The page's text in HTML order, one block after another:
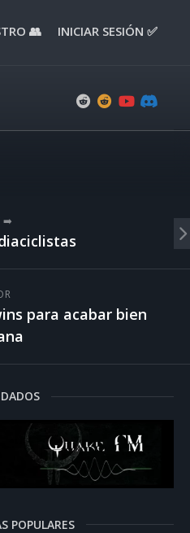
👥 INICIAR SESIÓN ✅
➡️
para acabar bien
POPULARES